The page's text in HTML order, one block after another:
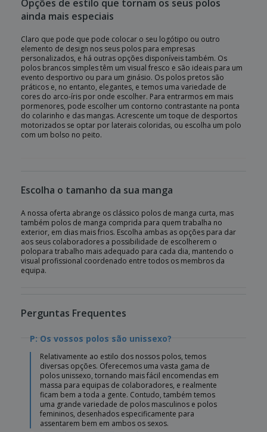
Opções de estilo que tornam os seus polos
ainda mais especiais
Claro que pode que pode colocar o seu logótipo ou outro
elemento de design nos seus polos para empresas
personalizados, e há outras opções disponíveis também. Os
polos brancos simples têm um visual fresco e são ideais para um
evento desportivo ou para um ginásio. Os polos pretos são
práticos e, no entanto, elegantes, e temos uma variedade de
cores do arco-íris por onde escolher. Para entrarmos em mais
pormenores, pode escolher um contorno contrastante na ponta
do colarinho e das mangas. Acrescente um toque de desportos
motorizados se optar por laterais coloridas, ou escolha um polo
com um bolso no peito.
Escolha o tamanho da sua manga
A nossa oferta abrange os clássico polos de manga curta, mas
também polos de manga comprida para quem trabalha no
exterior, em dias mais frios. Escolha ambas as opções para dar
aos seus colaboradores a possibilidade de escolherem o
polopara trabalho mais adequado para cada dia, mantendo o
visual profissional coordenado entre todos os membros da
equipa.
Perguntas Frequentes
P: Os vossos polos são unissexo?
Relativamente ao estilo dos nossos polos, temos
diversas opções. Oferecemos uma vasta gama de
polos unissexo, tornando mais fácil encomendas em
massa para equipas de colaboradores, e realmente
ficam bem a toda a gente. Contudo, também temos
uma grande variedade de polos masculinos e polos
femininos, desenhados especificamente para
assentarem bem em ambos os sexos.